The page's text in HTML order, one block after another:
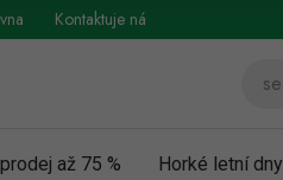
Kontaktuje nás
až 75 % Horké letní dny